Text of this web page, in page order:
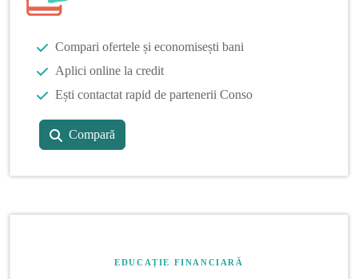
Compari ofertele și economisești bani
Aplici online la credit
Ești contactat rapid de partenerii Conso
Compară
EDUCAȚIE FINANCIARĂ